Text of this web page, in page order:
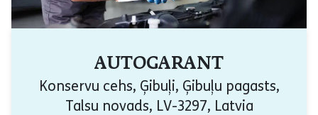
AUTOGARANT
Konservu cehs, Ģibuļi, Ģibuļu pagasts,
Talsu novads, LV-3297, Latvia